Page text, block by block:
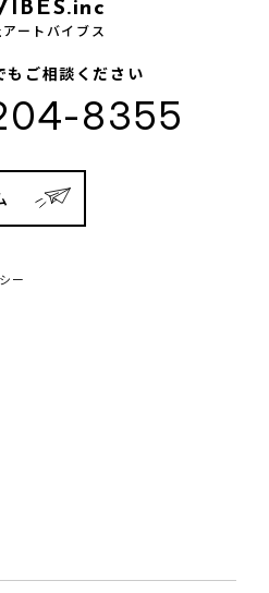
ートバイブス
もご相談ください
8355
ー